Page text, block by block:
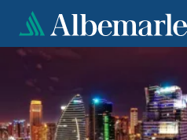
Ugrás
tartalomra